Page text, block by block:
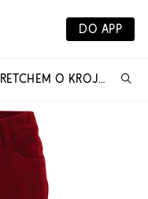
DO APP
SPODNIE SZTRUKSOWE ZE STRETCHEM O KROJU BOOTCUT